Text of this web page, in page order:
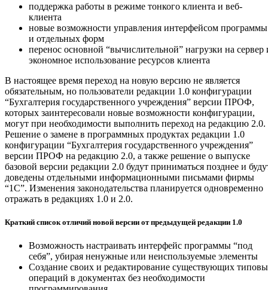
поддержка работы в режиме тонкого клиента и веб-
клиента
новые возможности управления интерфейсом программы
и отдельных форм
перенос основной “вычислительной” нагрузки на сервер
экономное использование ресурсов клиента
В настоящее время переход на новую версию не является
обязательным, но пользователи редакции 1.0 конфигурации
“Бухгалтерия государственного учреждения” версии ПРОФ,
которых заинтересовали новые возможности конфигурации,
могут при необходимости выполнить переход на редакцию 2.0.
Решение о замене в программных продуктах редакции 1.0
конфигурации “Бухгалтерия государственного учреждения”
версии ПРОФ на редакцию 2.0, а также решение о выпуске
базовой версии редакции 2.0 будут приниматься позднее и
доведены отдельными информационными письмами фирмы
“1С”. Изменения законодательства планируется одновременно
отражать в редакциях 1.0 и 2.0.
Краткий список отличий новой версии от предыдущей редакции 1.0
Возможность настраивать интерфейс программы “под
себя”, убирая ненужные или неиспользуемые элементы
Создание своих и редактирование существующих
операций в документах без необходимости